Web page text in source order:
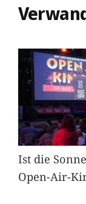
Ist die
Open-Air-